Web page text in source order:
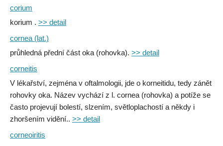
corium
korium . >> detail
cornea (lat.)
průhledná přední část oka (rohovka). >> detail
corneitis
V lékařství, zejména v oftalmologii, jde o korneitidu, tedy zánět
rohovky oka. Název vychází z l. cornea (rohovka) a potíže se
často projevují bolestí, slzením, světloplachostí a někdy i
zhoršením vidění.. >> detail
corneoiritis